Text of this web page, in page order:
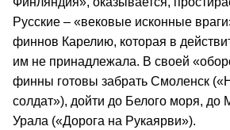
Русские – «вековые исконные
финнов Карелию, которая в
им не принадлежала. В своей
финны готовы забрать Смоленск
солдат»), дойти до Белого моря, до
Урала («Дорога на Рукаярви»).